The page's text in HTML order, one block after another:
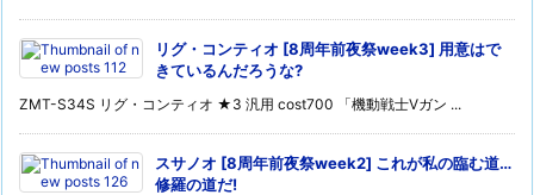
リグ・コンティオ [8周年前夜祭week3] 用意はで
きているんだろうな?
ZMT-S34S リグ・コンティオ ★3 汎用 cost700 「機動戦士Vガン ...
スサノオ [8周年前夜祭week2] これが私の臨む道…
修羅の道だ!